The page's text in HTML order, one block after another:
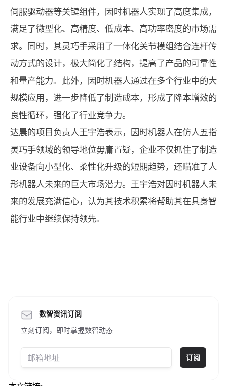
伺服驱动器等关键组件，因时机器人实现了高度集成，
满足了微型化、高精度、低成本、高功率密度的市场需
求。同时，其灵巧手采用了一体化关节模组结合连杆传
动方式的设计，极大简化了结构，提高了产品的可靠性
和量产能力。此外，因时机器人通过在多个行业中的大
规模应用，进一步降低了制造成本，形成了降本增效的
良性循环，强化了行业竞争力。
达晨的项目负责人王宇浩表示，因时机器人在仿人五指
灵巧手领域的领导地位毋庸置疑，企业不仅抓住了制造
业设备向小型化、柔性化升级的短期趋势，还瞄准了人
形机器人未来的巨大市场潜力。王宇浩对因时机器人未
来的发展充满信心，认为其技术积累将帮助其在具身智
能行业中继续保持领先。
数智资讯订阅
立刻订阅，即时掌握数智动态
订阅